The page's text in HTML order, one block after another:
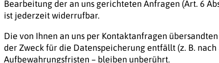
Bearbeitung der an uns gerichteten Anfragen (Art. 6
ist jederzeit widerrufbar.
Die von Ihnen an uns per Kontaktanfragen
der Zweck für die Datenspeicherung entfällt (z. B.
Aufbewahrungsfristen – bleiben unberührt.